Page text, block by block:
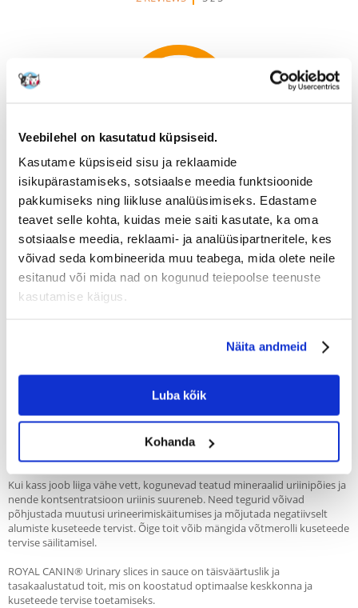
Veebilehel on kasutatud küpsiseid.
Kasutame küpsiseid sisu ja reklaamide
isikupärastamiseks, sotsiaalse meedia funktsioonide
pakkumiseks ning liikluse analüüsimiseks. Edastame
teavet selle kohta, kuidas meie saiti kasutate, ka oma
sotsiaalse meedia, reklaami- ja analüüsipartneritele, kes
võivad seda kombineerida muu teabega, mida olete neile
esitanud või mida nad on kogunud teiepoolse teenuste
kasutamise käigus.
Näita andmeid
Luba kõik
Kohanda
Recommend
100% KLIENTIDEST SOOVITAB SEDA TOODET
WRITE A REVIEW
Kirjeldus
Spetsiaalselt täiskasvanud kassidele välja töötatud toitmislahus,
mis toetab alumiste kuseteede kaitset.
Aitab säilitada piisavat mineraalide taset ja madalat uriini pH-taset
Teie kassi toit mängib tema elus olulist rolli. ROYAL CANIN® Feline Care
Nutrition sari on spetsiaalselt välja töötatud, et toetada erilise
tundlikkusega kasse.
Kui kass joob liiga vähe vett, kogunevad teatud mineraalid uriinipõies ja
nende kontsentratsioon uriinis suureneb. Need tegurid võivad
põhjustada muutusi urineerimiskäitumises ja mõjutada negatiivselt
alumiste kuseteede tervist. Õige toit võib mängida võtmerolli kuseteede
tervise säilitamisel.
ROYAL CANIN® Urinary slices in sauce on täisväärtuslik ja
tasakaalustatud toit, mis on koostatud optimaalse keskkonna ja
kuseteede tervise toetamiseks.